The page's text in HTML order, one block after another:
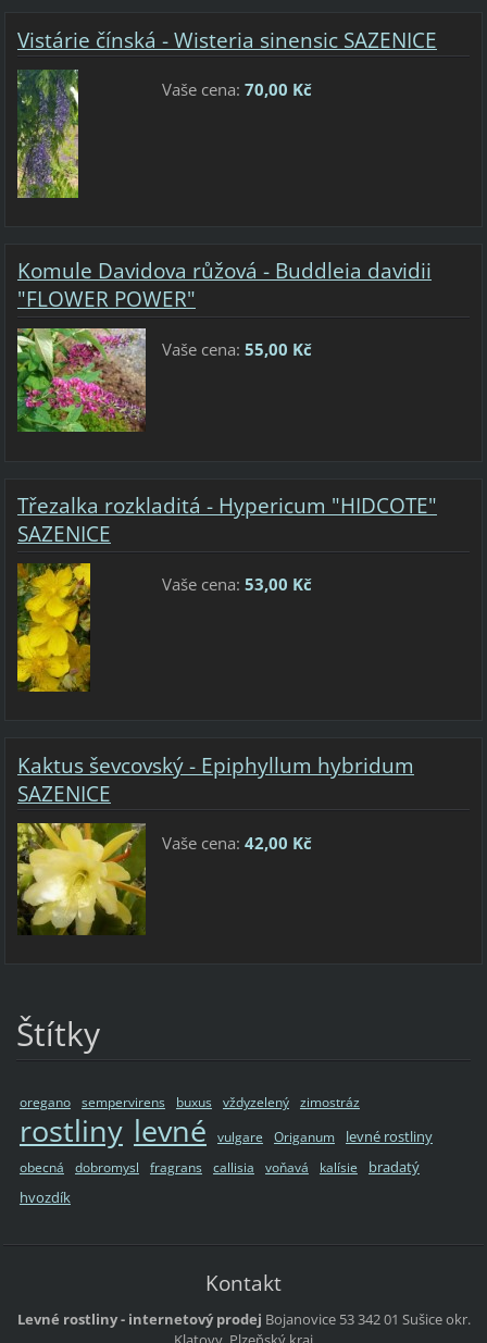
Vistárie čínská - Wisteria sinensic SAZENICE
Vaše cena: 70,00 Kč
Komule Davidova růžová - Buddleia davidii
"FLOWER POWER"
Vaše cena: 55,00 Kč
Třezalka rozkladitá - Hypericum "HIDCOTE"
SAZENICE
Vaše cena: 53,00 Kč
Kaktus ševcovský - Epiphyllum hybridum
SAZENICE
Vaše cena: 42,00 Kč
Štítky
oregano sempervirens buxus vždyzelený zimostráz
rostliny levné vulgare Origanum levné rostliny
obecná dobromysl fragrans callisia voňavá kalísie
bradatý
hvozdík
Kontakt
Levné rostliny - internetový prodej Bojanovice 53342 01 Sušiceokr.